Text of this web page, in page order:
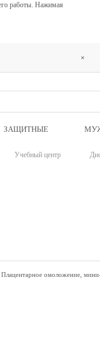
работы. Нажимая
×
ЗАЩИТНЫЕ
Учебный центр
Плацентарное омоложение,